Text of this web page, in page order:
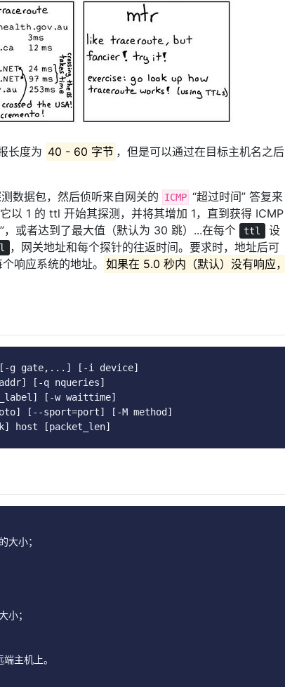
长度为 40 - 60 字节 ，但是可以通过在目标主机名之后
测数据包，然后侦听来自网关的 ICMP “超过时间” 答复来
以 1 的 ttl 开始其探测，并将其增加 1，直到获得 ICMP
，或者达到了最大值（默认为 30 跳）...在每个
ttl
设
，网关地址和每个探针的往返时间。要求时，地址后可
响应系统的地址。
如果在 5.0 秒内（默认）没有响应，
[-g gate,...] [-i device]
] [-q nqueries]
] [-w waittime]
] [--sport=port] [-M method ]
] host [packet_len]
的大小；
小；
主机上。